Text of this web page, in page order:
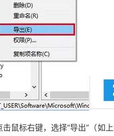
标右键，选择“导出”（如